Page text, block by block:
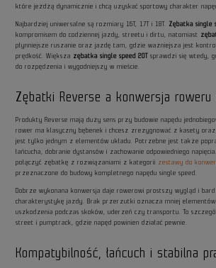
które jeżdżą dynamicznie i chcą uzyskać sportowy charakter
Najbardziej uniwersalne są rozmiary 16T, 17T i 18T. Zębatka single
kompromisem do codziennej jazdy, streetu i dirtu, natomiast
płynniejsze ruszanie oraz jazdę tam, gdzie ważniejsza jest
prędkość. Większa zębatka single speed 20T sprawdzi się wtedy,
do rozpędzenia i wygodniejszy w mieście.
Zębatki Reverse a konwersja roweru
Produkty Reverse mają duży sens przy budowie napędu
rower ma klasyczny bębenek i chcesz zrezygnować z kasety
jest tylko jednym z elementów układu. Potrzebne jest także
łańcucha, dobranie dystansów i zachowanie odpowiedniego
połączyć zębatkę z rozwiązaniami z kategorii zestawy do
przeznaczone do budowy kompletnego napędu single speed.
Dobrze wykonana konwersja daje rowerowi prostszy wygląd i
charakterystykę jazdy. Brak przerzutki oznacza mniej elementów
uszkodzenia podczas skoków, uderzeń czy transportu. To
street i pumptrack, gdzie napęd powinien działać pewnie.
Kompatybilność, łańcuch i stabilna